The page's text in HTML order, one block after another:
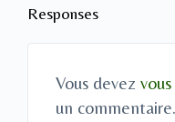
Responses
Vous devez
un commentaire.